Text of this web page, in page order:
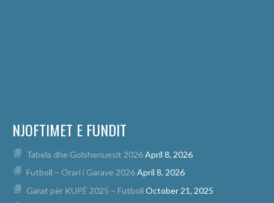
NJOFTIMET E FUNDIT
Tabela dhe Golshenuesit 2026April 8, 2026
Futboll – Orari i Garave 2026April 8, 2026
Garat për KUPË 2025 – Futboll October 21, 2025